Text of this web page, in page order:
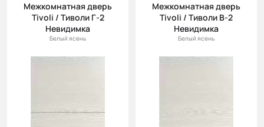
Межкомнатная дверь
Tivoli / Тиволи Г-2
Невидимка
Белый ясень
Межкомнатная дверь
Tivoli / Тиволи В-2
Невидимка
Белый ясень